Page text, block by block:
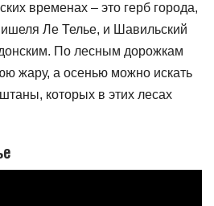
временах – это герб города,
Ле Телье, и Шавильский
По лесным дорожкам
жару, а осенью можно искать
которых в этих лесах